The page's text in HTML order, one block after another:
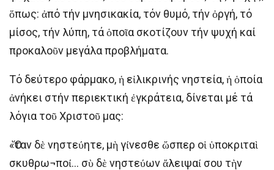
ὅπως: ἀπό τήν μνησικακία, τόν θυμό, τήν ὀργή, τό
μίσος, τήν λύπη, τά ὁποῖα σκοτίζουν τήν ψυχή καί
προκαλοῦν μεγάλα προβλήματα.
Τό δεύτερο φάρμακο, ἡ εἰλικρινής νηστεία, ἡ ὁποία
ἀνήκει στήν περιεκτική ἐγκράτεια, δίνεται μέ τά
λόγια τοῦ Χριστοῦ μας:
«Ὅταν δὲ νηστεύητε, μὴ γίνεσθε ὥσπερ οἱ ὑποκριταὶ
σκυθρω¬ποί… σὺ δὲ νηστεύων ἄλειψαί σου τὴν